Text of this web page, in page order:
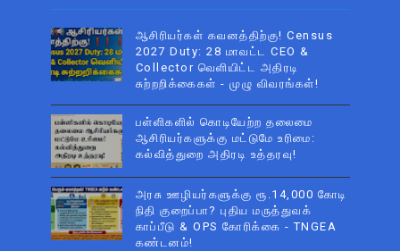
ஆசிரியர்கள் கவனத்திற்கு! Census
2027 Duty: 28 மாவட்ட CEO &
Collector வெளியிட்ட அதிரடி
சுற்றறிக்கைகள் - முழு விவரங்கள்!
பள்ளிகளில் கொடியேற்ற தலைமை
ஆசிரியர்களுக்கு மட்டுமே உரிமை:
கல்வித்துறை அதிரடி உத்தரவு!
அரசு ஊழியர்களுக்கு ரூ.14,000 கோடி
நிதி குறைப்பா? புதிய மருத்துவக்
காப்பீடு & OPS கோரிக்கை - TNGEA
கண்டனம்!